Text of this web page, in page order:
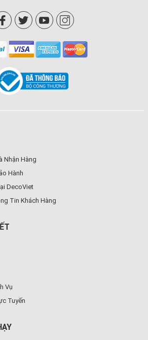
Nhận Hàng
Hành
DecoViet
Tin Khách Hàng
Vụ
Tuyến